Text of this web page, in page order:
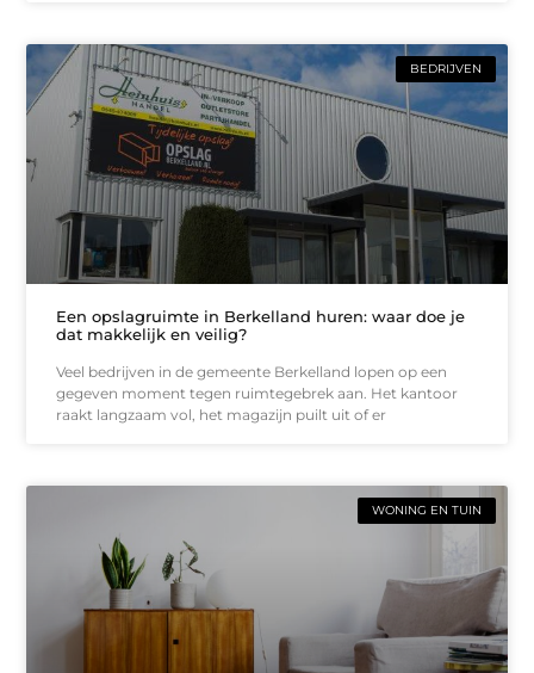
BEDRIJVEN
Een opslagruimte in Berkelland huren: waar doe je
dat makkelijk en veilig?
Veel bedrijven in de gemeente Berkelland lopen op een
gegeven moment tegen ruimtegebrek aan. Het kantoor
raakt langzaam vol, het magazijn puilt uit of er
WONING EN TUIN